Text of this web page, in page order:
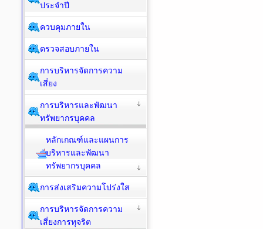
ประจำปี
ควบคุมภายใน
ตรวจสอบภายใน
การบริหารจัดการความ
เสี่ยง
การบริหารและพัฒนา
ทรัพยากรบุคคล
หลักเกณฑ์และแผนการ
บริหารและพัฒนา
ทรัพยากรบุคคล
การส่งเสริมความโปร่งใส
การบริหารจัดการความ
เสี่ยงการทุจริต